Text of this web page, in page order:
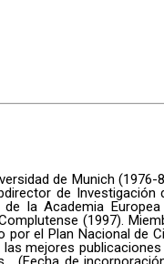
de Munich (1976-
de Investigación
la Academia
(1997).
por el Plan Nacional de
mejores